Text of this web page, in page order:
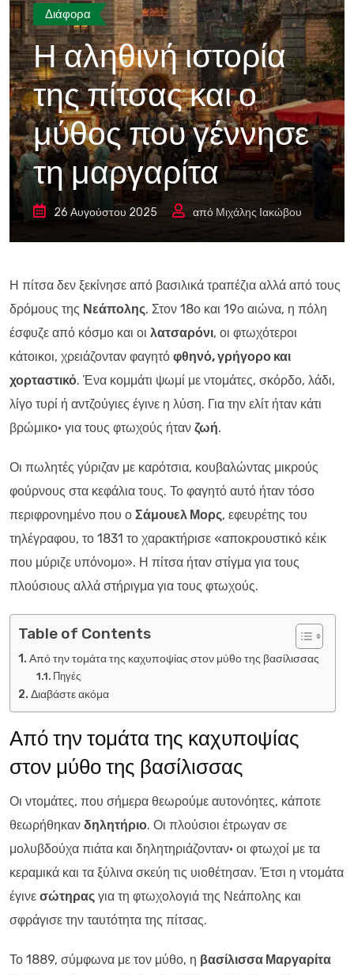
Διάφορα
Η αληθινή ιστορία
της πίτσας και ο
μύθος που γέννησε
τη μαργαρίτα
26 Αυγούστου 2025 από Μιχάλης Ιακώβου
Η πίτσα δεν ξεκίνησε από βασιλικά τραπέζια αλλά από τους
δρόμους της Νεάπολης. Στον 18ο και 19ο αιώνα, η πόλη
έσφυζε από κόσμο και οι λατσαρόνι, οι φτωχότεροι
κάτοικοι, χρειάζονταν φαγητό φθηνό, γρήγορο και
χορταστικό. Ένα κομμάτι ψωμί με ντομάτες, σκόρδο, λάδι,
λίγο τυρί ή αντζούγιες έγινε η λύση. Για την ελίτ ήταν κάτι
βρώμικο· για τους φτωχούς ήταν ζωή.
Οι πωλητές γύριζαν με καρότσια, κουβαλώντας μικρούς
φούρνους στα κεφάλια τους. Το φαγητό αυτό ήταν τόσο
περιφρονημένο που ο Σάμουελ Μορς, εφευρέτης του
τηλέγραφου, το 1831 το χαρακτήρισε «αποκρουστικό κέικ
που μύριζε υπόνομο». Η πίτσα ήταν στίγμα για τους
πλούσιους αλλά στήριγμα για τους φτωχούς.
Table of Contents
Από την τομάτα της καχυποψίας στον μύθο της βασίλισσας
Πηγές
Διαβάστε ακόμα
Από την τομάτα της καχυποψίας
στον μύθο της βασίλισσας
Οι ντομάτες, που σήμερα θεωρούμε αυτονόητες, κάποτε
θεωρήθηκαν δηλητήριο. Οι πλούσιοι έτρωγαν σε
μολυβδούχα πιάτα και δηλητηριάζονταν· οι φτωχοί με τα
κεραμικά και τα ξύλινα σκεύη τις υιοθέτησαν. Έτσι η ντομάτα
έγινε σώτηρας για τη φτωχολογιά της Νεάπολης και
σφράγισε την ταυτότητα της πίτσας.
Το 1889, σύμφωνα με τον μύθο, η βασίλισσα Μαργαρίτα